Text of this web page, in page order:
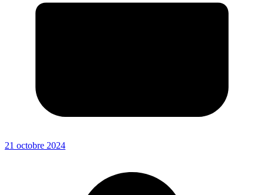
21 octobre 2024